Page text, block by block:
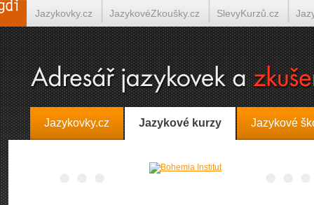
Jazykovky.cz Jazykové kurzy Jazykové
Jazykovky.cz JazykovéZkoušky.cz SlevyKurzů.cz
Španělština on-line Italština on-line Tlumočení-